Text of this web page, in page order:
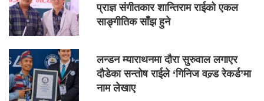
प्राज्ञ संगीतकार शान्तिराम राईको एकल
साङ्गीतिक साँझ हुने
लन्डन म्याराथनमा दौरा सुरुवाल लगाएर
दौडेका सन्तोष राईले ‘गिनिज वल्र्ड रेकर्ड’मा
नाम लेखाए